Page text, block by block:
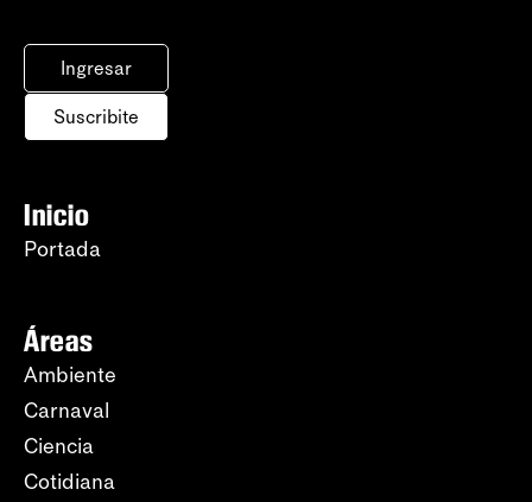
Ingresar
Suscribite
Inicio
Portada
Áreas
Ambiente
Carnaval
Ciencia
Cotidiana